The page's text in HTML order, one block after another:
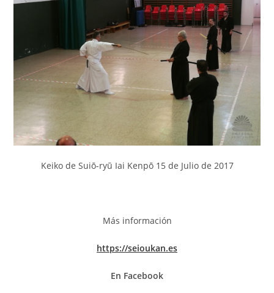
Keiko de Suiō-ryū Iai Kenpō 15 de Julio de 2017
Más información
https://seioukan.es
En Facebook